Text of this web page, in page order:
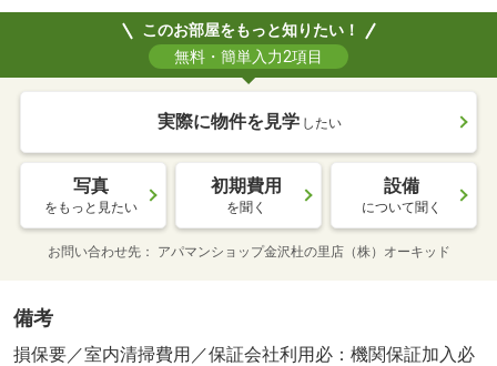
このお部屋をもっと知りたい！
無料・簡単入力2項目
実際に物件を見学 したい
写真
をもっと見たい
初期費用
を聞く
設備
について聞く
お問い合わせ先 アパマンショップ金沢杜の里店（株）オーキッド
備考
損保要／室内清掃費用／保証会社利用必：機関保証加入必